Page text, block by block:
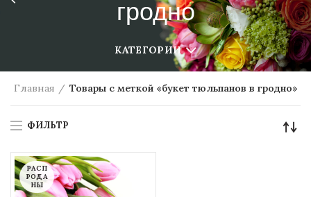
гродно
КАТЕГОРИИ
Главная Товары с меткой «букет тюльпанов в гродно»
ФИЛЬТР
РАСП
РОДА
НЫ